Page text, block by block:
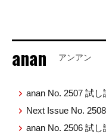
anan アンアン
anan No. 2507 試
Next Issue No.
anan No. 2506 試